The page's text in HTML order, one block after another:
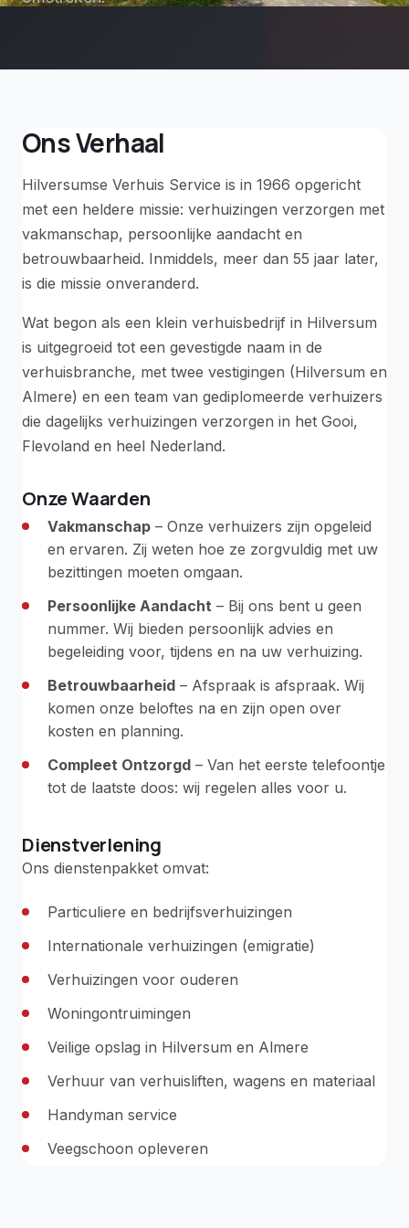
Ons Verhaal
Hilversumse Verhuis Service is in 1966 opgericht
met een heldere missie: verhuizingen verzorgen met
vakmanschap, persoonlijke aandacht en
betrouwbaarheid. Inmiddels, meer dan 55 jaar later,
is die missie onveranderd.
Wat begon als een klein verhuisbedrijf in Hilversum
is uitgegroeid tot een gevestigde naam in de
verhuisbranche, met twee vestigingen (Hilversum en
Almere) en een team van gediplomeerde verhuizers
die dagelijks verhuizingen verzorgen in het Gooi,
Flevoland en heel Nederland.
Onze Waarden
Vakmanschap – Onze verhuizers zijn opgeleid
en ervaren. Zij weten hoe ze zorgvuldig met uw
bezittingen moeten omgaan.
Persoonlijke Aandacht – Bij ons bent u geen
nummer. Wij bieden persoonlijk advies en
begeleiding voor, tijdens en na uw verhuizing.
Betrouwbaarheid – Afspraak is afspraak. Wij
komen onze beloftes na en zijn open over
kosten en planning.
Compleet Ontzorgd – Van het eerste telefoontje
tot de laatste doos: wij regelen alles voor u.
Dienstverlening
Ons dienstenpakket omvat:
Particuliere en bedrijfsverhuizingen
Internationale verhuizingen (emigratie)
Verhuizingen voor ouderen
Woningontruimingen
Veilige opslag in Hilversum en Almere
Verhuur van verhuisliften, wagens en materiaal
Handyman service
Veegschoon opleveren